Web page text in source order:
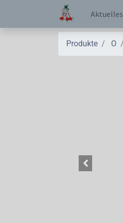
Aktuelles
Produkte O